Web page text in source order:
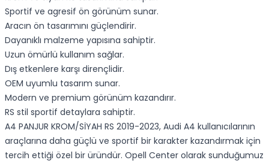
Sportif ve agresif ön görünüm sunar.
Aracın ön tasarımını güçlendirir.
Dayanıklı malzeme yapısına sahiptir.
Uzun ömürlü kullanım sağlar.
Dış etkenlere karşı dirençlidir.
OEM uyumlu tasarım sunar.
Modern ve premium görünüm kazandırır.
RS stil sportif detaylara sahiptir.
A4 PANJUR KROM/SİYAH RS 2019-2023, Audi A4 kullanıcılarının
araçlarına daha güçlü ve sportif bir karakter kazandırmak için
tercih ettiği özel bir üründür. Opell Center olarak sunduğumuz